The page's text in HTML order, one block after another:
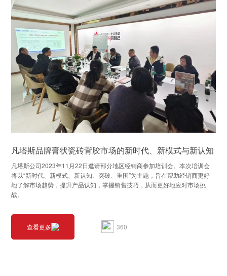
凡塔斯品牌膏状瓷砖背胶市场的新时代、新模式与新认知
凡塔斯公司2023年11月22日邀请部分地区经销商参加培训会。本次培训会
将以“新时代、新模式、新认知、突破、重围”为主题，旨在帮助经销商更好
地了解市场趋势，提升产品认知，掌握销售技巧，从而更好地应对市场挑
战。
查看更多 360